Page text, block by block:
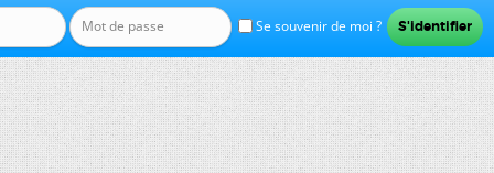
Se souvenir de moi ?